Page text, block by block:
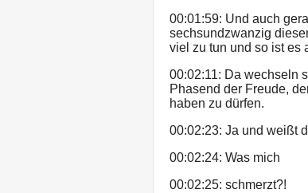
00:01:59: Und auch
sechsundzwanzig
viel zu tun und so ist es
00:02:11: Da wechseln
Phasend der Freude,
haben zu dürfen.
00:02:23: Ja und weißt
00:02:24: Was mich
00:02:25: schmerzt?!